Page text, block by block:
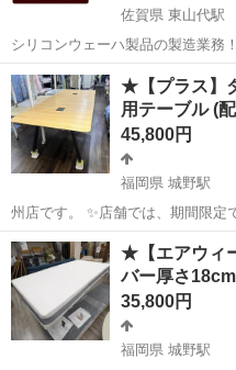
佐賀県 東山代駅
シリコンウェーハ製品の製造業務
やカップルとの応募OK◎年間休日
実♪業務はクリーンルームで快適
300円～の格安食堂あり！《佐...
佐賀 伊万里市 東山代駅
★【プラス】ダ
用
45,800円
福岡県 城野駅
州店です。 ✨️店舗では、期間限定
している商品も…
福岡 北九州市 城野駅
★【エアウィーヴ】
バー厚さ
35,800円
福岡県 城野駅